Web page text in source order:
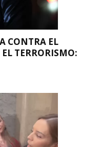
CONTRA EL
TERRORISMO: